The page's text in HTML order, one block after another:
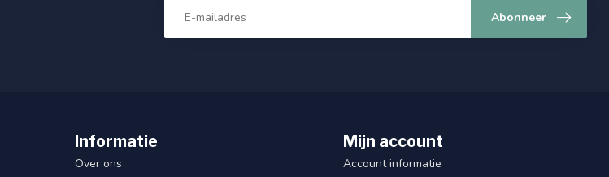
Abonneer
Informatie
Over ons
Mijn account
Account informatie